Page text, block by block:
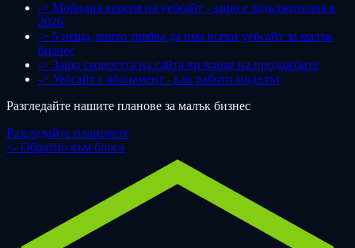
-> Мобилна версия на уебсайт - защо е задължителна в
2026
-> 5 неща, които трябва да има всеки уебсайт за малък
бизнес
-> Защо скоростта на сайта ви влияе на продажбите
-> Уебсайт с абонамент - как работи моделът
Разгледайте нашите планове за малък бизнес
Разгледайте плановете
<- Обратно към блога